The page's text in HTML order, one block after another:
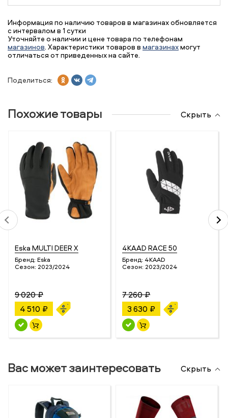
Информация по наличию товаров в магазинах обновляется
с интервалом в 1 сутки
Уточняйте о наличии и цене товара по телефонам
магазинов. Характеристики товаров в магазинахмогут
отличаться от приведенных на сайте.
Поделиться:
Похожие товары Скрыть
Eska MULTI DEER X
Бренд: Eska
Сезон: 2023/2024
9 020 ₽
4 510 ₽
4KAAD RACE 50
Бренд: 4KAAD
Сезон: 2023/2024
7 260 ₽
3 630 ₽
Вас может заинтересовать Скрыть